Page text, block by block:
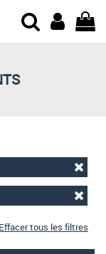
Effacer tous les filtres